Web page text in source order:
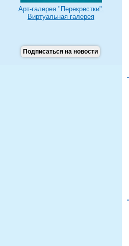
Арт-галерея "Перекрестки".
Виртуальная галерея
Подписаться на новости